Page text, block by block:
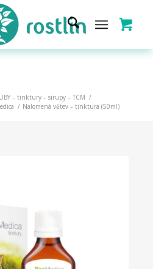
– tinktury – sirupy – TCM /
/ Nalomená větev – tinktura (50ml)